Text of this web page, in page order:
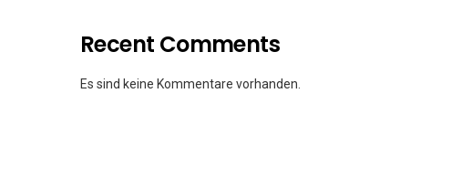
Recent Comments
Es sind keine Kommentare vorhanden.